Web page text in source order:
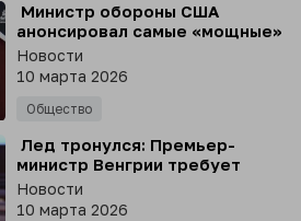
⁣ Министр обороны США
анонсировал самые «мощные»
удары по Ирану
Новости
10 марта 2026
Общество
⁣ Лед тронулся: Премьер-
министр Венгрии требует
снять санкции с российской
энергетики
Новости
10 марта 2026